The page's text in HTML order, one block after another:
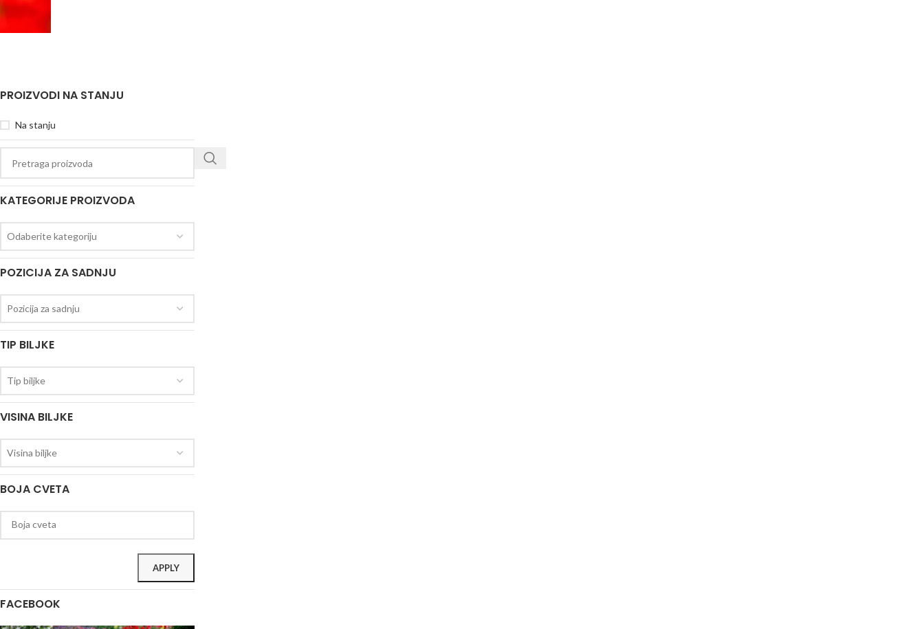
PROIZVODI NA STANJU
Na stanju
KATEGORIJE PROIZVODA
Odaberite kategoriju
POZICIJA ZA SADNJU
Pozicija za sadnju
TIP BILJKE
Tip biljke
VISINA BILJKE
Visina biljke
BOJA CVETA
APPLY
FACEBOOK